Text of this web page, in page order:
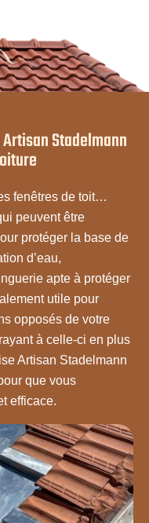
Stadelmann
fenêtres de toit…
peuvent être
protéger la base de
d’eau,
apte à protéger
utile pour
opposés de votre
à celle-ci en plus
Artisan Stadelmann
que vous
efficace.